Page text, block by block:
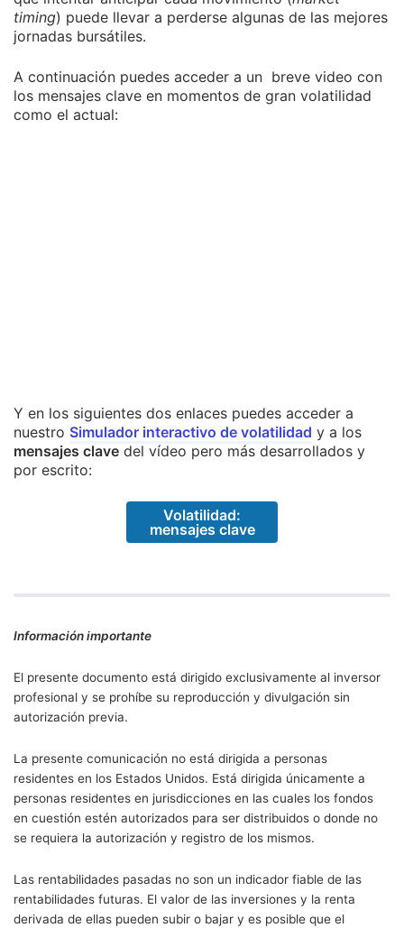
timing) puede llevar a perderse algunas de las mejores
jornadas bursátiles.
A continuación puedes acceder a un breve video con
los mensajes clave en momentos de gran volatilidad
como el actual:
Y en los siguientes dos enlaces puedes acceder a
nuestro Simulador interactivo de volatilidad y a los
mensajes clave del vídeo pero más desarrollados y
por escrito:
Volatilidad:
mensajes clave
Información importante
El presente documento está dirigido exclusivamente al inversor
profesional y se prohíbe su reproducción y divulgación sin
autorización previa.
La presente comunicación no está dirigida a personas
residentes en los Estados Unidos. Está dirigida únicamente a
personas residentes en jurisdicciones en las cuales los fondos
en cuestión estén autorizados para ser distribuidos o donde no
se requiera la autorización y registro de los mismos.
Las rentabilidades pasadas no son un indicador fiable de las
rentabilidades futuras. El valor de las inversiones y la renta
derivada de ellas pueden subir o bajar y es posible que el